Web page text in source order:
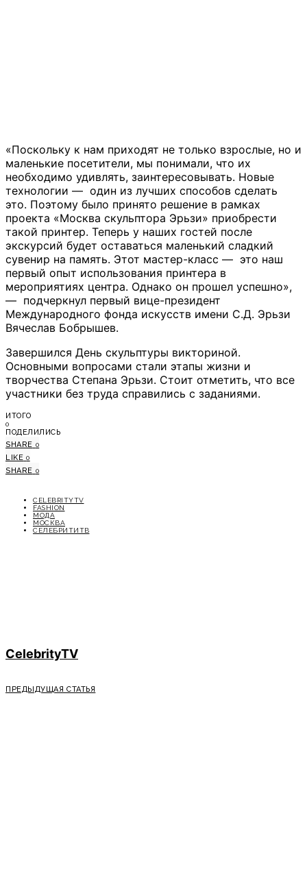
«Поскольку к нам приходят не только взрослые, но и
маленькие посетители, мы понимали, что их
необходимо удивлять, заинтересовывать. Новые
технологии — один из лучших способов сделать
это. Поэтому было принято решение в рамках
проекта «Москва скульптора Эрьзи» приобрести
такой принтер. Теперь у наших гостей после
экскурсий будет оставаться маленький сладкий
сувенир на память. Этот мастер-класс — это наш
первый опыт использования принтера в
мероприятиях центра. Однако он прошел успешно»,
— подчеркнул первый вице-президент
Международного фонда искусств имени С.Д. Эрьзи
Вячеслав Бобрышев.
Завершился День скульптуры викториной.
Основными вопросами стали этапы жизни и
творчества Степана Эрьзи. Стоит отметить, что все
участники без труда справились с заданиями.
ИТОГО
0
ПОДЕЛИЛИСЬ
SHARE 0
LIKE 0
SHARE 0
CELEBRITYTV
FASHION
МОДА
МОСКВА
СЕЛЕБРИТИТВ
CelebrityTV
ПРЕДЫДУЩАЯ СТАТЬЯ